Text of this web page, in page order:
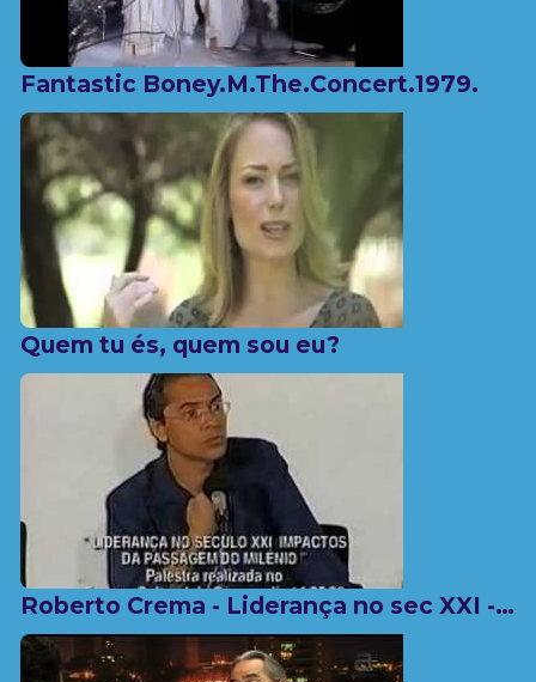
Fantastic Boney.M.The.Concert.1979.
Quem tu és, quem sou eu?
Roberto Crema - Liderança no sec XXI - 1ª Parte